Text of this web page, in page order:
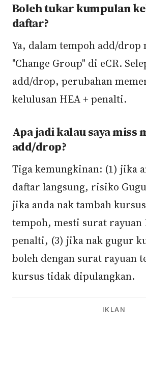
Boleh tukar kumpulan
daftar?
Ya, dalam tempoh add/
"Change Group" di eCR.
add/drop, perubahan
kelulusan HEA + penalti.
Apa jadi kalau saya miss
add/drop?
Tiga kemungkinan: (1) jika
daftar langsung, risiko
jika anda nak tambah
tempoh, mesti surat rayuan
penalti, (3) jika nak gugur
boleh dengan surat rayuan
kursus tidak dipulangkan.
IKLAN